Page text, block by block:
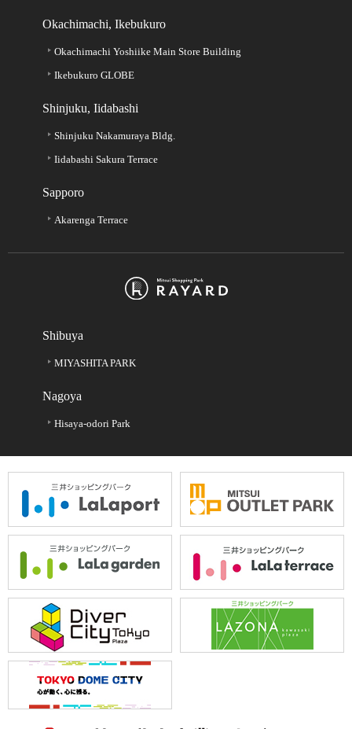
Okachimachi, Ikebukuro
Okachimachi Yoshiike Main Store Building
Ikebukuro GLOBE
Shinjuku, Iidabashi
Shinjuku Nakamuraya Bldg.
Iidabashi Sakura Terrace
Sapporo
Akarenga Terrace
Shibuya
MIYASHITA PARK
Nagoya
Hisaya-odori Park